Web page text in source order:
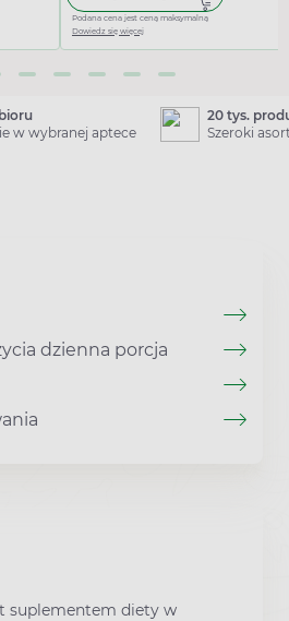
Podana cena jest ceną maksymalną
Dowiedz się więcej
w wybranej aptece
20 tys.
Szeroki
dzienna porcja
suplementem diety w